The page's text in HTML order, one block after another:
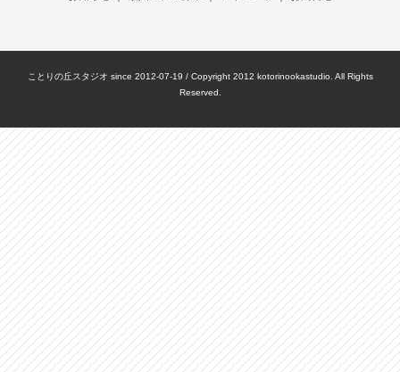
ことりの丘スタジオ since 2012-07-19 / Copyright 2012 kotorinookastudio. All Rights
Reserved.